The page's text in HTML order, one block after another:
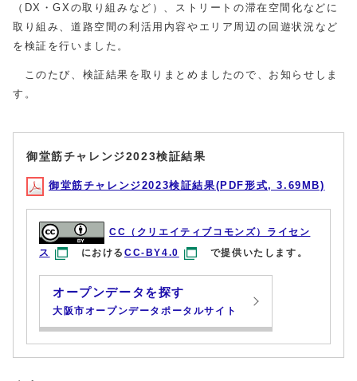
（DX・GXの取り組みなど）、ストリートの滞在空間化などに
取り組み、道路空間の利活用内容やエリア周辺の回遊状況など
を検証を行いました。
このたび、検証結果を取りまとめましたので、お知らせしま
す。
御堂筋チャレンジ2023検証結果
御堂筋チャレンジ2023検証結果(PDF形式, 3.69MB)
CC（クリエイティブコモンズ）ライセン
ス
におけるCC-BY4.0 で提供いたします。
オープンデータを探す
大阪市オープンデータポータルサイト